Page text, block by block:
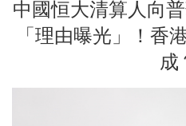
中國恒大清算人向
「理由曝光」！香
成